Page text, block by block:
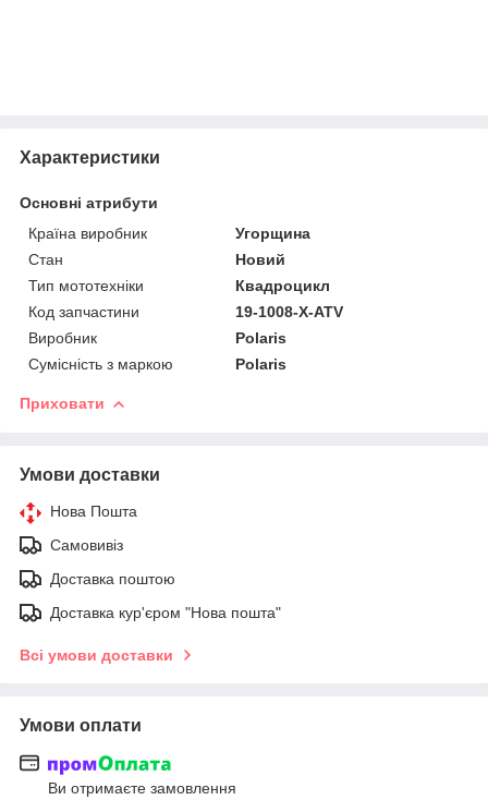
Характеристики
Основні атрибути
Країна виробник
Угорщина
Стан
Новий
Тип мототехніки
Квадроцикл
Код запчастини
19-1008-X-ATV
Виробник
Polaris
Сумісність з маркою
Polaris
Приховати
Умови доставки
Нова Пошта
Самовивіз
Доставка поштою
Доставка кур'єром "Нова пошта"
Всі умови доставки
Умови оплати
Ви отримаєте замовлення